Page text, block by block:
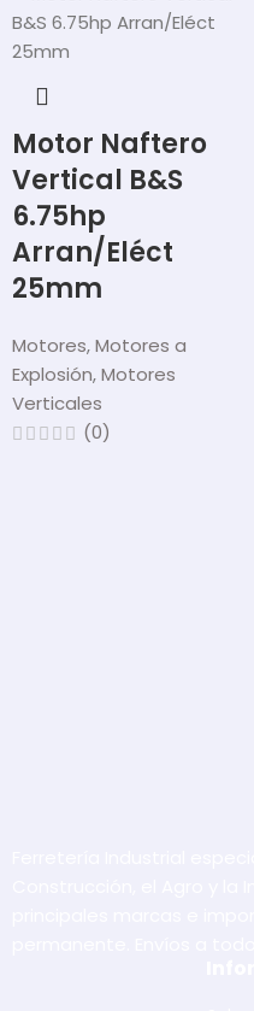
Motor Naftero
Vertical B&S
6.75hp
Arran/Eléct
25mm
Motores,Motores a
Explosión,Motores
Verticales
(0)